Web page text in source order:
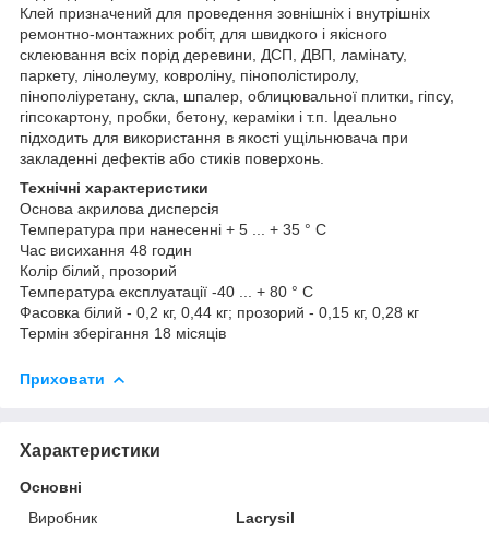
Клей призначений для проведення зовнішніх і внутрішніх
ремонтно-монтажних робіт, для швидкого і якісного
склеювання всіх порід деревини, ДСП, ДВП, ламінату,
паркету, лінолеуму, ковроліну, пінополістиролу,
пінополіуретану, скла, шпалер, облицювальної плитки, гіпсу,
гіпсокартону, пробки, бетону, кераміки і т.п. Ідеально
підходить для використання в якості ущільнювача при
закладенні дефектів або стиків поверхонь.
Технічні характеристики
Основа акрилова дисперсія
Температура при нанесенні + 5 ... + 35 ° C
Час висихання 48 годин
Колір білий, прозорий
Температура експлуатації -40 ... + 80 ° C
Фасовка білий - 0,2 кг, 0,44 кг; прозорий - 0,15 кг, 0,28 кг
Термін зберігання 18 місяців
Приховати
Характеристики
Основні
Виробник
Lacrysil